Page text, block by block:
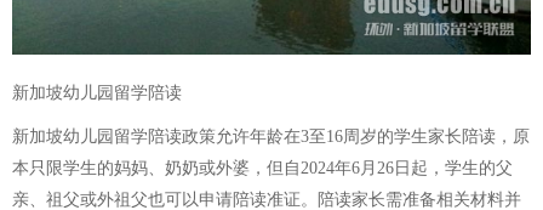
新加坡幼儿园留学陪读
新加坡幼儿园留学陪读政策允许年龄在3至16周岁的学生家长陪读，原
本只限学生的妈妈、奶奶或外婆，但自2024年6月26日起，学生的父
亲、祖父或外祖父也可以申请陪读准证。陪读家长需准备相关材料并